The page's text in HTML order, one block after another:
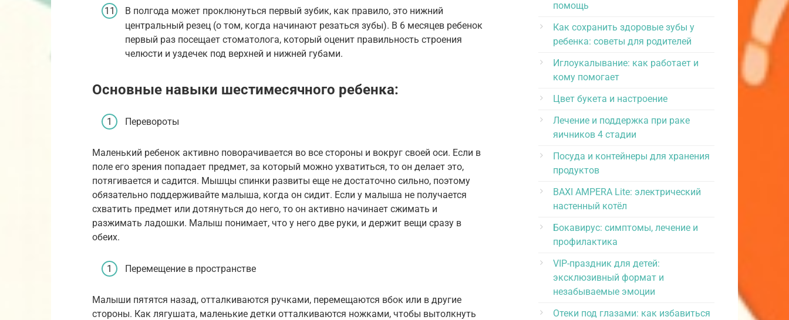
В полгода может проклюнуться первый зубик, как правило, это нижний
центральный резец (о том, когда начинают резаться зубы). В 6 месяцев ребенок
первый раз посещает стоматолога, который оценит правильность строения
челюсти и уздечек под верхней и нижней губами.
Основные навыки шестимесячного ребенка:
Перевороты
Маленький ребенок активно поворачивается во все стороны и вокруг своей оси. Если в
поле его зрения попадает предмет, за который можно ухватиться, то он делает это,
потягивается и садится. Мышцы спинки развиты еще не достаточно сильно, поэтому
обязательно поддерживайте малыша, когда он сидит. Если у малыша не получается
схватить предмет или дотянуться до него, то он активно начинает сжимать и
разжимать ладошки. Малыш понимает, что у него две руки, и держит вещи сразу в
обеих.
Перемещение в пространстве
Малыши пятятся назад, отталкиваются ручками, перемещаются вбок или в другие
стороны. Как лягушата, маленькие детки отталкиваются ножками, чтобы вытолкнуть
помощь
Как сохранить здоровые зубы у
ребенка: советы для родителей
Иглоукалывание: как работает и
кому помогает
Цвет букета и настроение
Лечение и поддержка при раке
яичников 4 стадии
Посуда и контейнеры для хранения
продуктов
BAXI AMPERA Lite: электрический
настенный котёл
Бокавирус: симптомы, лечение и
профилактика
VIP-праздник для детей:
эксклюзивный формат и
незабываемые эмоции
Отеки под глазами: как избавиться